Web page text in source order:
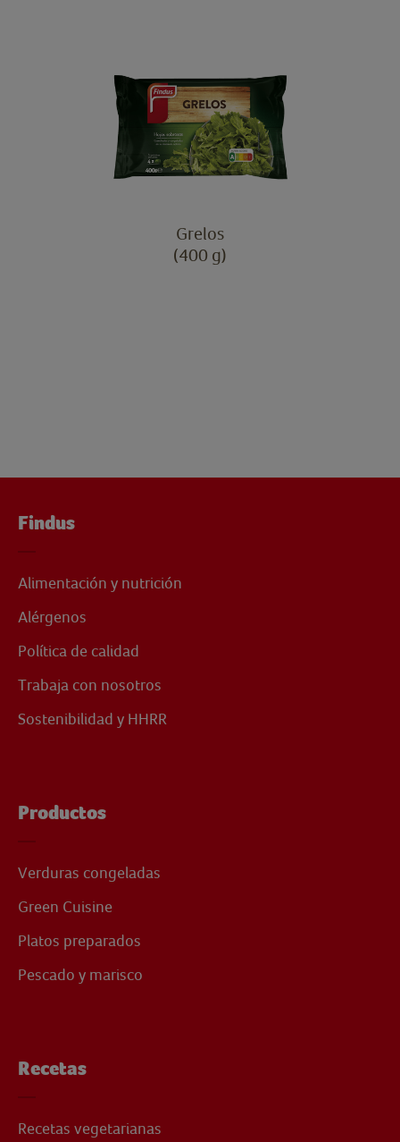
Grelos
(400 g)
Findus
Alimentación y nutrición
Alérgenos
Política de calidad
Trabaja con nosotros
Sostenibilidad y HHRR
Productos
Verduras congeladas
Green Cuisine
Platos preparados
Pescado y marisco
Recetas
Recetas vegetarianas